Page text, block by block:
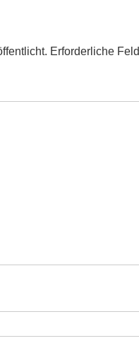
Erforderliche